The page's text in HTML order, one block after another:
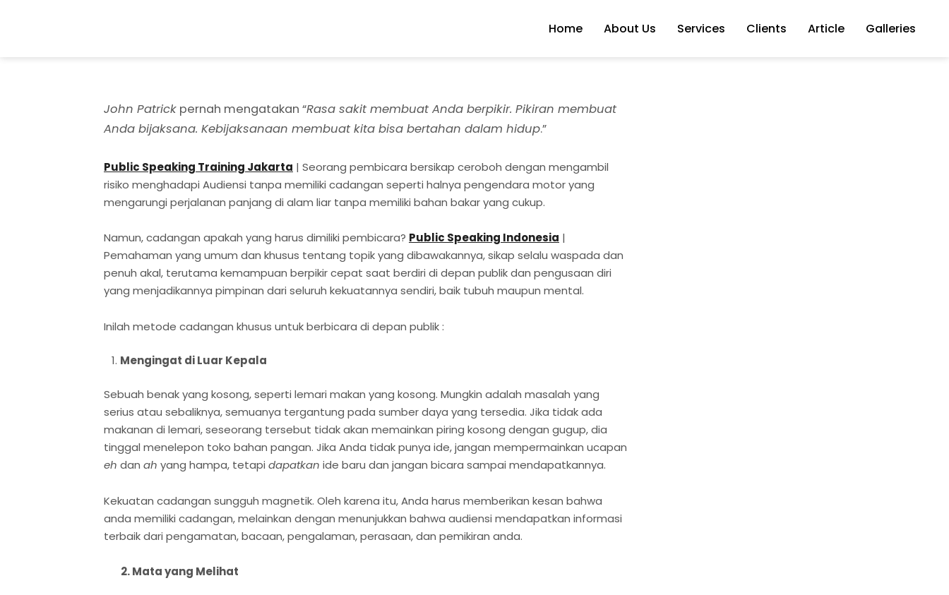
Home About Us Services Clients Article Galleries
John Patrick pernah mengatakan “Rasa sakit membuat Anda berpikir. Pikiran membuat
Anda bijaksana. Kebijaksanaan membuat kita bisa bertahan dalam hidup.”
Public Speaking Training Jakarta | Seorang pembicara bersikap ceroboh dengan mengambil
risiko menghadapi Audiensi tanpa memiliki cadangan seperti halnya pengendara motor yang
mengarungi perjalanan panjang di alam liar tanpa memiliki bahan bakar yang cukup.
Namun, cadangan apakah yang harus dimiliki pembicara? Public Speaking Indonesia |
Pemahaman yang umum dan khusus tentang topik yang dibawakannya, sikap selalu waspada dan
penuh akal, terutama kemampuan berpikir cepat saat berdiri di depan publik dan pengusaan diri
yang menjadikannya pimpinan dari seluruh kekuatannya sendiri, baik tubuh maupun mental.
Inilah metode cadangan khusus untuk berbicara di depan publik :
Mengingat di Luar Kepala
Sebuah benak yang kosong, seperti lemari makan yang kosong. Mungkin adalah masalah yang
serius atau sebaliknya, semuanya tergantung pada sumber daya yang tersedia. Jika tidak ada
makanan di lemari, seseorang tersebut tidak akan memainkan piring kosong dengan gugup, dia
tinggal menelepon toko bahan pangan. Jika Anda tidak punya ide, jangan mempermainkan ucapan
eh dan ah yang hampa, tetapi dapatkan ide baru dan jangan bicara sampai mendapatkannya.
Kekuatan cadangan sungguh magnetik. Oleh karena itu, Anda harus memberikan kesan bahwa
anda memiliki cadangan, melainkan dengan menunjukkan bahwa audiensi mendapatkan informasi
terbaik dari pengamatan, bacaan, pengalaman, perasaan, dan pemikiran anda.
2. Mata yang Melihat